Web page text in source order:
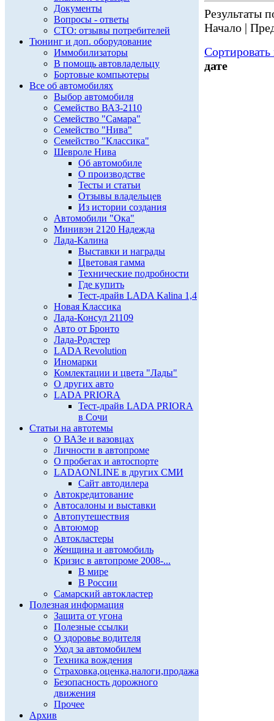
Документы
Вопросы - ответы
СТО: отзывы потребителей
Тюнинг и доп. оборудование
Иммобилизаторы
В помощь автовладельцу
Бортовые компьютеры
Все об автомобилях
Выбор автомобиля
Семейство ВАЗ-2110
Семейство "Самара"
Семейство "Нива"
Семейство "Классика"
Шевроле Нива
Об автомобиле
О производстве
Тесты и статьи
Отзывы владельцев
Из истории создания
Автомобили "Ока"
Минивэн 2120 Надежда
Лада-Калина
Выставки и награды
Цветовая гамма
Технические подробности
Где купить
Тест-драйв LADA Kalina 1,4
Новая Классика
Лада-Консул 21109
Авто от Бронто
Лада-Родстер
LADA Revolution
Иномарки
Комлектации и цвета "Лады"
О других авто
LADA PRIORA
Тест-драйв LADA PRIORA
в Сочи
Статьи на автотемы
О ВАЗе и вазовцах
Личности в автопроме
О пробегах и автоспорте
LADAONLINE в других СМИ
Сайт автодилера
Автокредитование
Автосалоны и выставки
Автопутешествия
Автоюмор
Автокластеры
Женщина и автомобиль
Кризис в автопроме 2008-...
В мире
В России
Самарский автокластер
Полезная информация
Защита от угона
Полезные ссылки
О здоровье водителя
Уход за автомобилем
Техника вождения
Страховка,оценка,налоги,продажа
Безопасность дорожного
движения
Прочее
Архив
Результаты
Начало |
дате